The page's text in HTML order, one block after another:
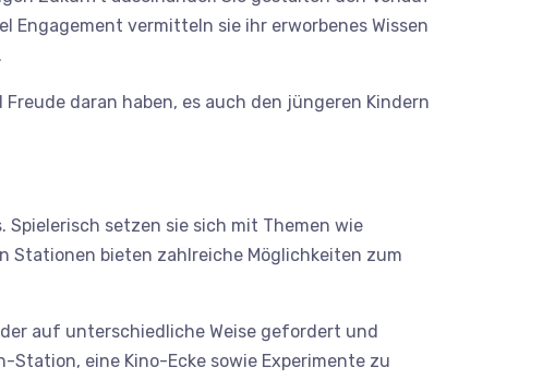
Engagement vermitteln sie ihr erworbenes Wissen
daran haben, es auch den jüngeren Kindern
setzen sie sich mit Themen wie
Stationen bieten zahlreiche Möglichkeiten zum
auf unterschiedliche Weise gefordert und
eine Kino-Ecke sowie Experimente zu